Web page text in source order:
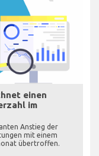
einen
im
Anstieg der
mit einem
übertroffen.